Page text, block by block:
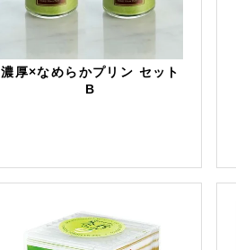
濃厚×なめらかプリン セット
B